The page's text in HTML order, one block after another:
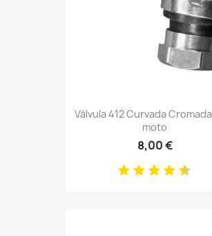
Válvula 412 Curvada
moto
8,00 €